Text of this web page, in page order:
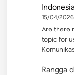
15/04/2026
Are there
topic for
Rangga